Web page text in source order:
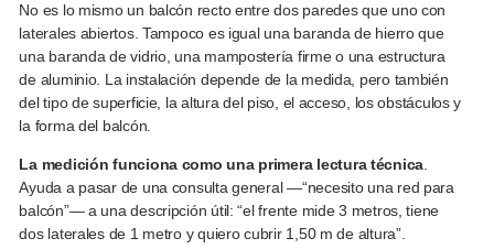
No es lo mismo un balcón recto entre dos paredes que uno con
laterales abiertos. Tampoco es igual una baranda de hierro que
una baranda de vidrio, una mampostería firme o una estructura
de aluminio. La instalación depende de la medida, pero también
del tipo de superficie, la altura del piso, el acceso, los obstáculos y
la forma del balcón.
La medición funciona como una primera lectura técnica.
Ayuda a pasar de una consulta general —“necesito una red para
balcón”— a una descripción útil: “el frente mide 3 metros, tiene
dos laterales de 1 metro y quiero cubrir 1,50 m de altura”.